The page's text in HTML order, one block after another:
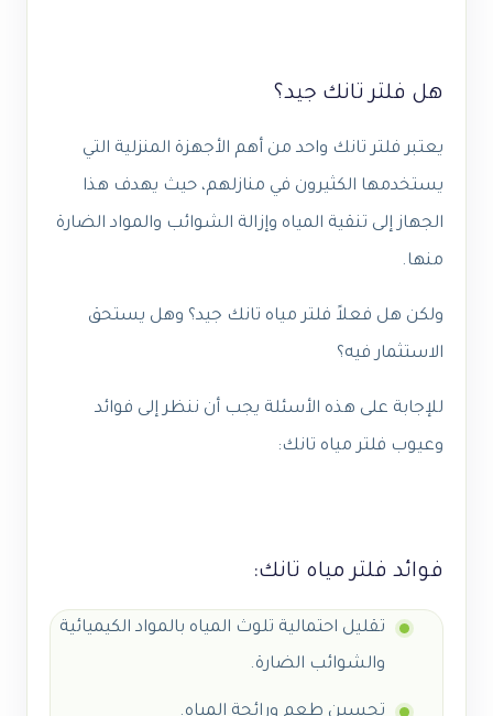
هل فلتر تانك جيد؟
يعتبر فلتر تانك واحد من أهم الأجهزة المنزلية التي
يستخدمها الكثيرون في منازلهم، حيث يهدف هذا
الجهاز إلى تنقية المياه وإزالة الشوائب والمواد الضارة
منها.
ولكن هل فعلاً فلتر مياه تانك جيد؟ وهل يستحق
الاستثمار فيه؟
للإجابة على هذه الأسئلة يجب أن ننظر إلى فوائد
وعيوب فلتر مياه تانك:
فوائد فلتر مياه تانك:
تقليل احتمالية تلوث المياه بالمواد الكيميائية
والشوائب الضارة.